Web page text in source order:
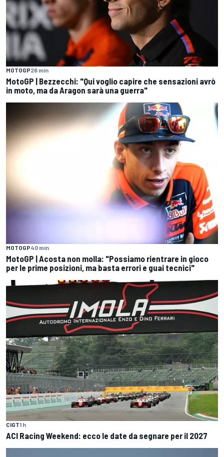
MOTOGP26 min
MotoGP | Bezzecchi: "Qui voglio capire che sensazioni avrò
in moto, ma da Aragon sarà una guerra"
MOTOGP40 min
MotoGP | Acosta non molla: "Possiamo rientrare in gioco
per le prime posizioni, ma basta errori e guai tecnici"
CIGT1 h
ACI Racing Weekend: ecco le date da segnare per il 2027